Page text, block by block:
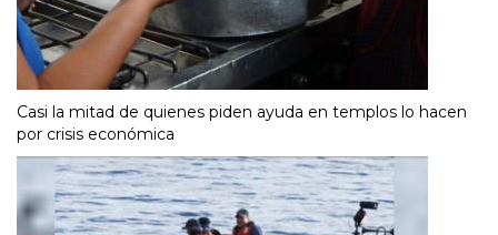
Casi la mitad de quienes piden ayuda en templos lo hacen
por crisis económica